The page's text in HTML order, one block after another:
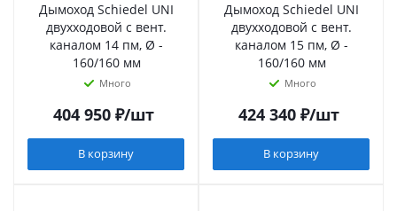
Дымоход Schiedel UNI
двухходовой с вент.
каналом 14 пм, Ø -
160/160 мм
Много
404 950₽/шт
В корзину
Дымоход Schiedel UNI
двухходовой с вент.
каналом 15 пм, Ø -
160/160 мм
Много
424 340₽/шт
В корзину